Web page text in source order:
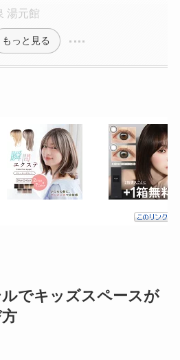
湯元館
もっと見る
でキッズスペースが